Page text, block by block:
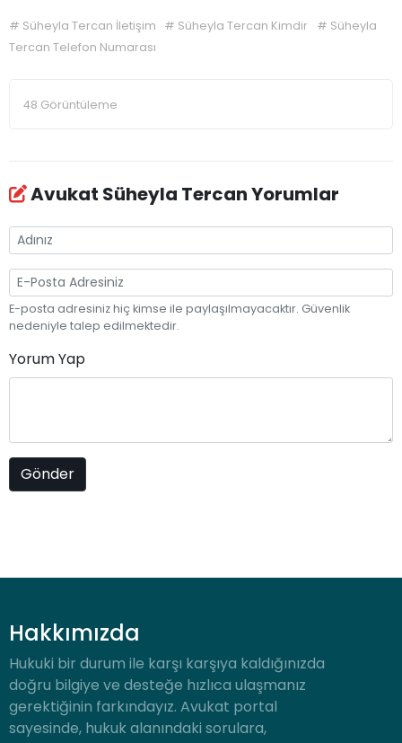
# Süheyla Tercan İletişim # Süheyla Tercan Kimdir # Süheyla
Tercan Telefon Numarası
48 Görüntüleme
Avukat Süheyla Tercan Yorumlar
E-posta adresiniz hiç kimse ile paylaşılmayacaktır. Güvenlik
nedeniyle talep edilmektedir.
Yorum Yap
Hakkımızda
Hukuki bir durum ile karşı karşıya kaldığınızda
doğru bilgiye ve desteğe hızlıca ulaşmanız
gerektiğinin farkındayız. Avukat portal
sayesinde, hukuk alanındaki sorulara,